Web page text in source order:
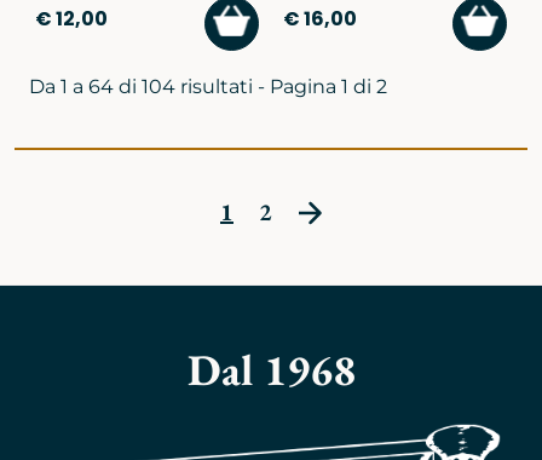
€ 12,00
AGGIUNGI
AL
CARRELLO
€ 16,00
AL
Da 1 a 64 di 104 risultati - Pagina 1 di 2
1 2
Dal 1968